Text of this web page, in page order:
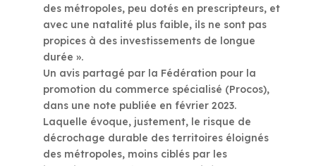
des métropoles, peu dotés en prescripteurs, et
avec une natalité plus faible, ils ne sont pas
propices à des investissements de longue
durée ».
Un avis partagé par la Fédération pour la
promotion du commerce spécialisé (Procos),
dans une note publiée en février 2023.
Laquelle évoque, justement, le risque de
décrochage durable des territoires éloignés
des métropoles, moins ciblés par les